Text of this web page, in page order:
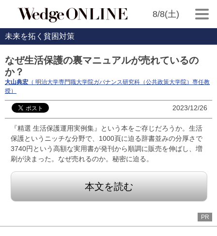
8/8(土)
未来を拓く貧困対策
なぜ生活保護の裏マニュアルが売れているの
か？
大山典宏 （ 明治大学専門職大学院ガバナンス研究科（公共政策大学院）専任教
授）
2023/12/26
『精選 生活保護運用実例集』という本をご存じだろうか。生活
保護というニッチな分野で、1000頁に迫る辞書並みの分厚さで
3740円という高額な実用書が発刊から順調に販売を伸ばし、増
刷が決まった。なぜ売れるのか。秘密に迫る。
本文を読む
PR